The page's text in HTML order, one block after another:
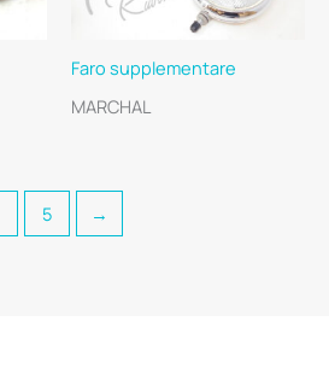
Faro supplementare
MARCHAL
5 →